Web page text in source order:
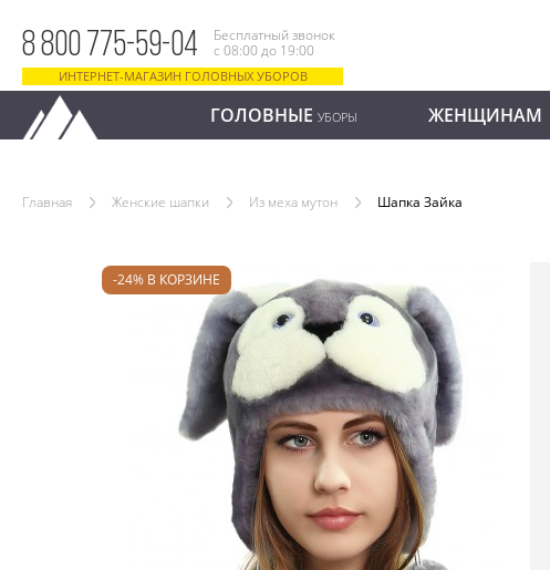
8 800 775-59-04
Бесплатный звонок
с 08:00 до 19:00
ИНТЕРНЕТ-МАГАЗИН ГОЛОВНЫХ УБОРОВ
ГОЛОВНЫЕ УБОРЫ ЖЕНЩИНАМ
Главная Женские шапки Из меха мутон Шапка Зайка
-24% В КОРЗИНЕ